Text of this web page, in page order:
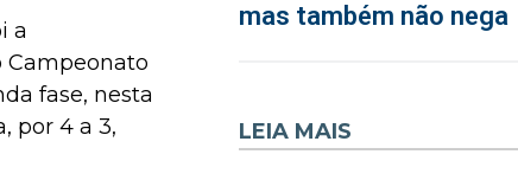
a
Campeonato
fase, nesta
por 4 a 3,
mas também não nega
LEIA MAIS